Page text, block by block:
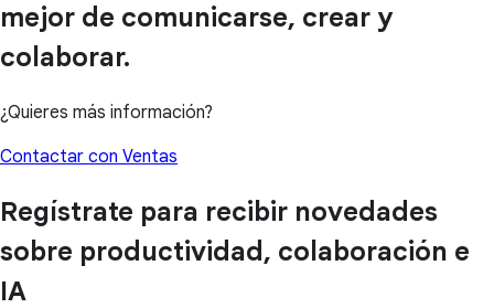
mejor de comunicarse, crear y
colaborar.
¿Quieres más información?
Contactar con Ventas
Regístrate para recibir novedades
sobre productividad, colaboración e
IA